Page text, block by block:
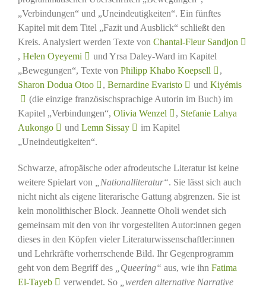
„Verbindungen“ und „Uneindeutigkeiten“. Ein fünftes
Kapitel mit dem Titel „Fazit und Ausblick“ schließt den
Kreis. Analysiert werden Texte von Chantal-Fleur Sandjon
, Helen Oyeyemi
und Yrsa Daley-Ward im Kapitel
„Bewegungen“, Texte von Philipp Khabo Koepsell
,
Sharon Dodua Otoo
, Bernardine Evaristo und Kiyémis
(die einzige französischsprachige Autorin im Buch) im
Kapitel „Verbindungen“, Olivia Wenzel , Stefanie Lahya
Aukongo
und Lemn Sissay
im Kapitel
„Uneindeutigkeiten“.
Schwarze, afropäische oder afrodeutsche Literatur ist keine
weitere Spielart von
„Nationalliteratur“. Sie lässt sich auch
nicht nicht als eigene literarische Gattung abgrenzen. Sie ist
kein monolithischer Block. Jeannette Oholi wendet sich
gemeinsam mit den von ihr vorgestellten Autor:innen gegen
dieses in den Köpfen vieler Literaturwissenschaftler:innen
und Lehrkräfte vorherrschende Bild. Ihr Gegenprogramm
geht von dem Begriff des
„Queering“ aus, wie ihn Fatima
El-Tayeb
verwendet. So
„werden alternative Narrative